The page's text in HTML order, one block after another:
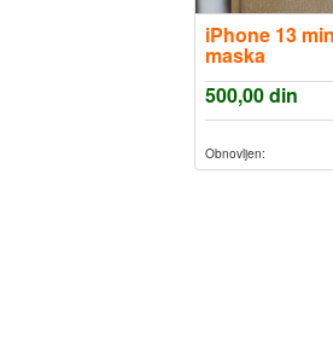
iPhone 13
maska
500,00din
Obnovljen: